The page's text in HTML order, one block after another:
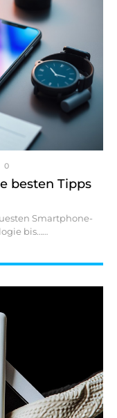
0
besten Tipps
Smartphone-
bis…